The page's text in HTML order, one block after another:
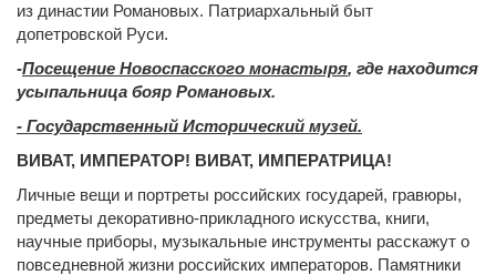
из династии Романовых. Патриархальный быт
допетровской Руси.
-Посещение Новоспасского монастыря, где находится
усыпальница бояр Романовых.
- Государственный Исторический музей.
ВИВАТ, ИМПЕРАТОР! ВИВАТ, ИМПЕРАТРИЦА!
Личные вещи и портреты российских государей, гравюры,
предметы декоративно-прикладного искусства, книги,
научные приборы, музыкальные инструменты расскажут о
повседневной жизни российских императоров. Памятники